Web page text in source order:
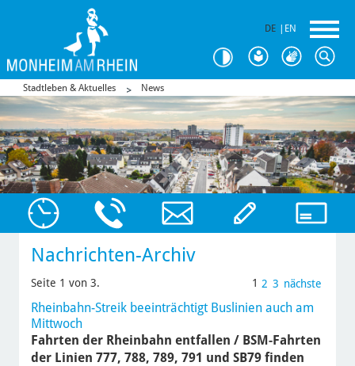
DE EN
Stadtleben & Aktuelles News
Nachrichten-Archiv
Seite 1 von 3. 1 2 3 nächste
Rheinbahn-Streik beeinträchtigt Buslinien auch am
Mittwoch
Fahrten der Rheinbahn entfallen / BSM-Fahrten
der Linien 777, 788, 789, 791 und SB79 finden